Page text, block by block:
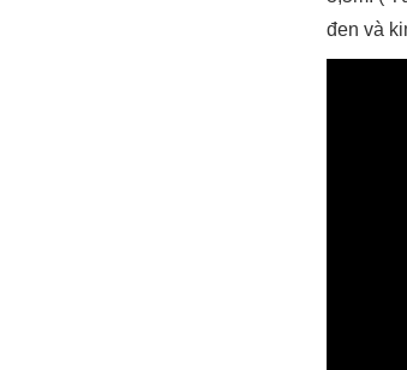
đen và